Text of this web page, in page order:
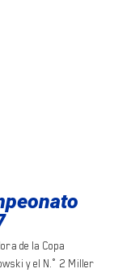
de la Copa
y el N.° 2 Miller